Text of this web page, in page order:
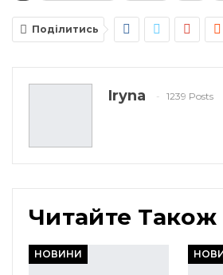
Поділитись
Iryna 1239 Posts
Читайте Також
НОВИНИ